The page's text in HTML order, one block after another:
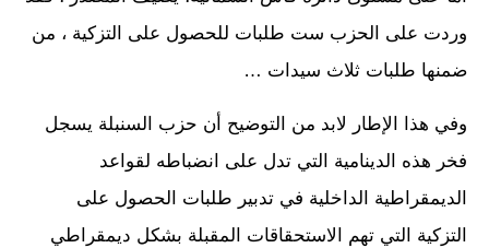
وردت على الحزب ست طلبات للحصول على التزكية ، من
ضمنها طلبات ثلاث سيدات …
وفي هذا الإطار لابد من التوضيح أن حزب السنبلة يسجل
فخر هذه الدينامية التي تدل على انضباطه لقواعد
الديمقراطية الداخلية في تدبير طلبات الحصول على
التزكية التي تهم الاستحقاقات المقبلة بشكل ديمقراطي